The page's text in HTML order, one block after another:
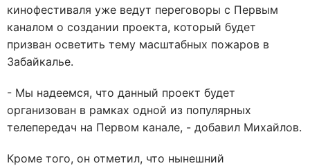
кинофестиваля уже ведут переговоры с Первым
каналом о создании проекта, который будет
призван осветить тему масштабных пожаров в
Забайкалье.
- Мы надеемся, что данный проект будет
организован в рамках одной из популярных
телепередач на Первом канале, - добавил Михайлов.
Кроме того, он отметил, что нынешний